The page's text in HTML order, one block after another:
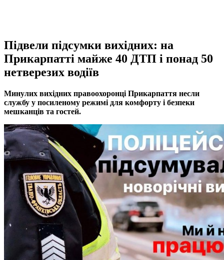
Підвели підсумки вихідних: на
Прикарпатті майже 40 ДТП і понад 50
нетверезих водіїв
Минулих вихідних правоохоронці Прикарпаття несли
службу у посиленому режимі для комфорту і безпеки
мешканців та гостей.